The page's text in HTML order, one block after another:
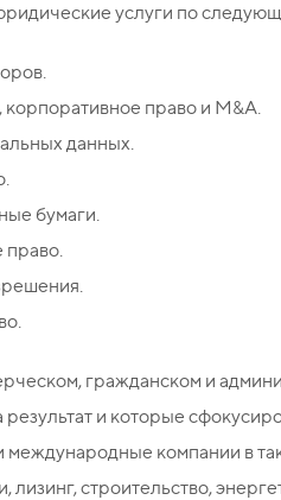
услуги по
право и M&A.
данных.
бумаги.
право.
гражданском и
и которые
международные компании в
лизинг, строительство,